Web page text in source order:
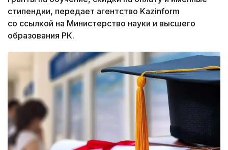
стипендии, передает агентство Kazinform
со ссылкой на Министерство науки и высшего
образования РК.